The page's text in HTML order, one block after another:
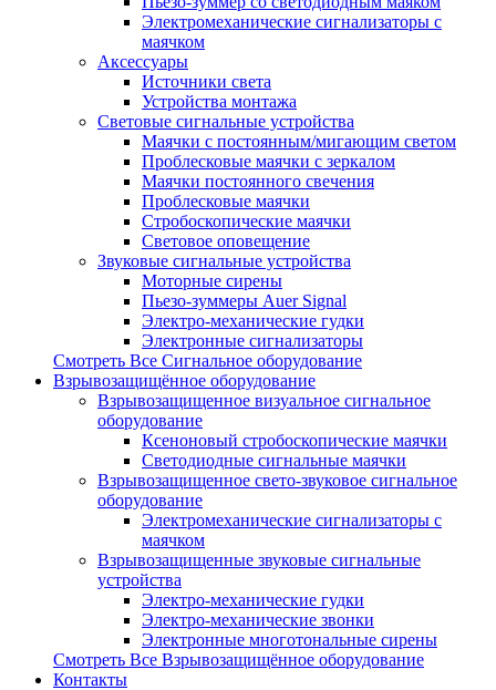
Электромеханические сигнализаторы с
маячком
Аксессуары
Источники света
Устройства монтажа
Световые сигнальные устройства
Маячки с постоянным/мигающим светом
Проблесковые маячки с зеркалом
Маячки постоянного свечения
Проблесковые маячки
Стробоскопические маячки
Световое оповещение
Звуковые сигнальные устройства
Моторные сирены
Пьезо-зуммеры Auer Signal
Электро-механические гудки
Электронные сигнализаторы
Смотреть Все Сигнальное оборудование
Взрывозащищённое оборудование
Взрывозащищенное визуальное сигнальное
оборудование
Ксеноновый стробоскопические маячки
Светодиодные сигнальные маячки
Взрывозащищенное свето-звуковое сигнальное
оборудование
Электромеханические сигнализаторы с
маячком
Взрывозащищенные звуковые сигнальные
устройства
Электро-механические гудки
Электро-механические звонки
Электронные многотональные сирены
Смотреть Все Взрывозащищённое оборудование
Контакты